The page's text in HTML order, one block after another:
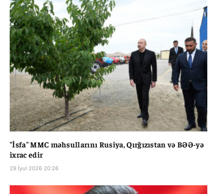
"İsfa" MMC məhsullarını Rusiya, Qırğızıstan və BƏƏ-yə
ixrac edir
29 İyul 2026 20:26